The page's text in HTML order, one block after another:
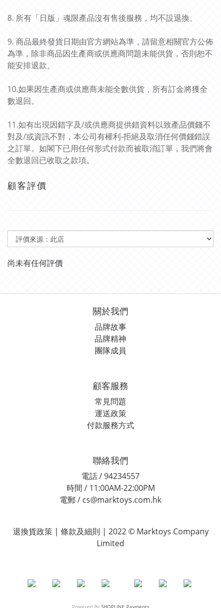
8. 所有「日版」魂限產品沒有售後服務，均不設退換。
9. 商品最終發貨日期由官方網站為準，請留意相關官方公佈
為準，除非商品因生產商或供應商問題未能供貨，否則恕不
能安排退款。
10.如果因生產商或供應商未能全數供貨，所有訂金將獲全
數退回。
11.如有出現因錯字及/或供應商提供錯資料以致產品價錢不
對及/或資訊不對，本公司有權利-拒絕及取消任何價錢錯誤
之訂單。如閣下已用任何形式付款而被取消訂單，我們將會
全數退回已收取之款項。
顧客評價
尚未有任何評價
關於我們
品牌故事
品牌精神
團隊成員
顧客服務
常見問題
運送政策
付款服務方式
聯絡我們
電話 / 94234557
時間 / 11:00AM-22:00PM
電郵 / cs@marktoys.com.hk
退換貨政策 | 條款及細則 | 2022 © Marktoys Company
Limited
Powered By SHOPLINE Payments